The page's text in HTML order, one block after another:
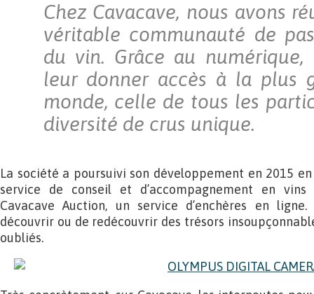
Chez Cavacave, nous avons
véritable communauté de
du vin. Grâce au numérique,
leur donner accès à la plus
monde, celle de tous les
diversité de crus unique.
La société a poursuivi son développement en 2015 en
service de conseil et d’accompagnement en vins
Cavacave Auction, un service d’enchères en
découvrir ou de redécouvrir des trésors
oubliés.